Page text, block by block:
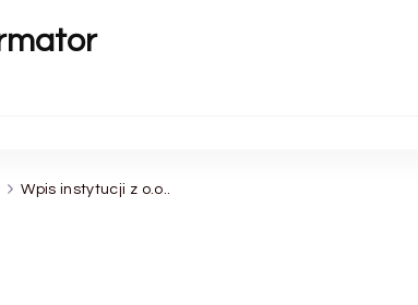
Wpis instytucji z o.o..